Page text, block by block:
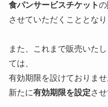
食パンサービスチケットの
させていただくこととなり
また、これまで販売いた
ては、
有効期限を設けておりませ
新たに有効期限を設定さ